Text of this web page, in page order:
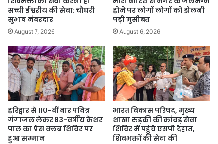
सच्ची ईश्वरीय की सेवा: चौधरी
सुभाष नंबरदार
August 7, 2026
होने पर लोगों लोगों को झेलनी
पड़ी मुसीबत
August 6, 2026
हरिद्वार से 110-वीं बार पवित्र
गंगाजल लेकर 83-वर्षीय केशर
पाल का प्रेस क्लब शिविर पर
हुआ सम्मान
भारत विकास परिषद, मुख्य
शाखा रुड़की की कांवड़ सेवा
शिविर में पहुंचे एसपी देहात,
शिवभक्तों की सेवा की